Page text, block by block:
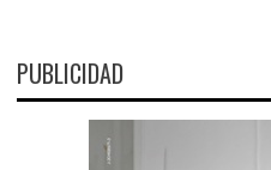
PUBLICIDAD